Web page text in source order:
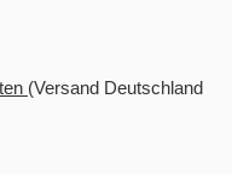
(Versand Deutschland